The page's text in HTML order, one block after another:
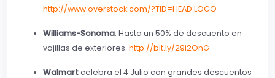
http://www.overstock.com/?TID=HEAD:LOGO
Williams-Sonoma: Hasta un 50% de descuento en
vajillas de exteriores. http://bit.ly/29i2OnG
Walmartcelebra el 4 Julio con grandes descuentos